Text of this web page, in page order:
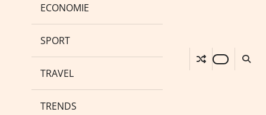
ECONOMIE
SPORT
TRAVEL
TRENDS